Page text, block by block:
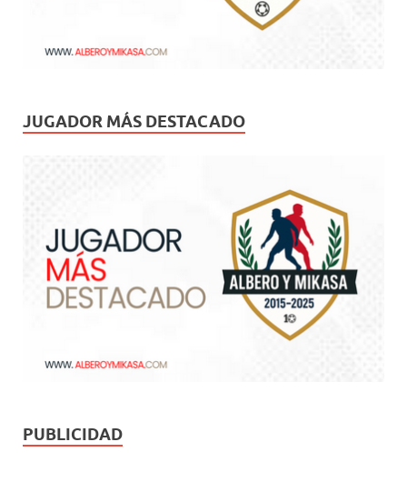
JUGADOR MÁS DESTACADO
PUBLICIDAD